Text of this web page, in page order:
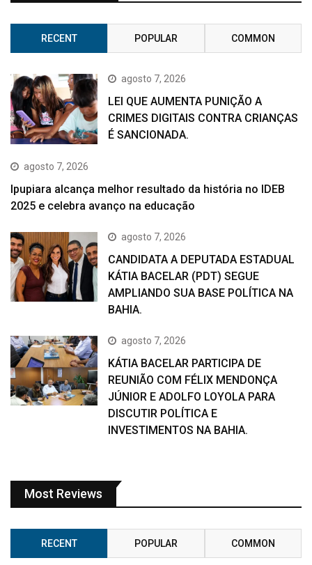
RECENT POPULAR COMMON
agosto 7, 2026
LEI QUE AUMENTA PUNIÇÃO A
CRIMES DIGITAIS CONTRA CRIANÇAS
É SANCIONADA.
agosto 7, 2026
Ipupiara alcança melhor resultado da história no IDEB
2025 e celebra avanço na educação
agosto 7, 2026
CANDIDATA A DEPUTADA ESTADUAL
KÁTIA BACELAR (PDT) SEGUE
AMPLIANDO SUA BASE POLÍTICA NA
BAHIA.
agosto 7, 2026
KÁTIA BACELAR PARTICIPA DE
REUNIÃO COM FÉLIX MENDONÇA
JÚNIOR E ADOLFO LOYOLA PARA
DISCUTIR POLÍTICA E
INVESTIMENTOS NA BAHIA.
Most Reviews
RECENT POPULAR COMMON